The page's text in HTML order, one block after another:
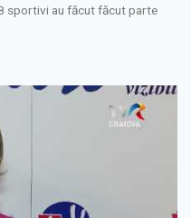
sportivi au făcut făcut parte